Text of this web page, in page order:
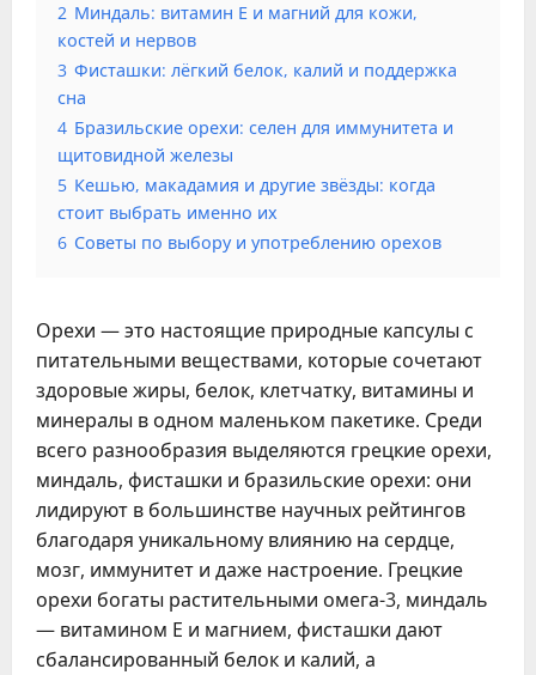
2 Миндаль: витамин Е и магний для кожи,
костей и нервов
3 Фисташки: лёгкий белок, калий и поддержка
сна
4 Бразильские орехи: селен для иммунитета и
щитовидной железы
5 Кешью, макадамия и другие звёзды: когда
стоит выбрать именно их
6 Советы по выбору и употреблению орехов
Орехи — это настоящие природные капсулы с
питательными веществами, которые сочетают
здоровые жиры, белок, клетчатку, витамины и
минералы в одном маленьком пакетике. Среди
всего разнообразия выделяются грецкие орехи,
миндаль, фисташки и бразильские орехи: они
лидируют в большинстве научных рейтингов
благодаря уникальному влиянию на сердце,
мозг, иммунитет и даже настроение. Грецкие
орехи богаты растительными омега-3, миндаль
— витамином Е и магнием, фисташки дают
сбалансированный белок и калий, а